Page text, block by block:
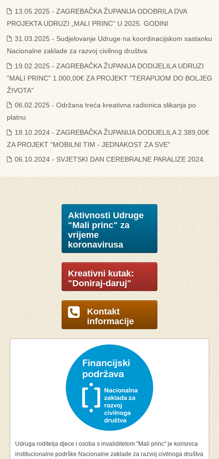
13.05.2025 - ZAGREBAČKA ŽUPANIJA ODOBRILA DVA
PROJEKTA UDRUZI „MALI PRINC“ U 2025. GODINI
31.03.2025 - Sudjelovanje Udruge na koordinacijskom sastanku
Nacionalne zaklade za razvoj civilnog društva
19.02.2025 - ZAGREBAČKA ŽUPANIJA DODIJELILA UDRUZI
"MALI PRINC" 1.000,00€ ZA PROJEKT "TERAPIJOM DO BOLJEG
ŽIVOTA"
06.02.2025 - Održana treća kreativna radionica slikanja po
platnu
18.10.2024 - ZAGREBAČKA ŽUPANIJA DODIJELILA 2.389,00€
ZA PROJEKT "MOBILNI TIM - JEDNAKOST ZA SVE"
06.10.2024 - SVJETSKI DAN CEREBRALNE PARALIZE 2024.
Aktivnosti Udruge
"Mali princ" za
vrijeme
koronavirusa
Kreativni kutak:
"Doniraj-daruj"
Kontakt
informacije
Udruga roditelja djece i osoba s invaliditetom "Mali princ" je korisnica
institucionalne podrške Nacionalne zaklade za razvoj civilnoga društva